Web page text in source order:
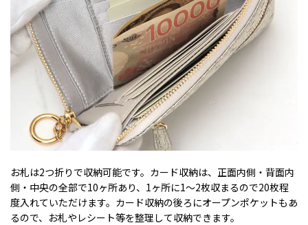
お札は2つ折りで収納可能です。カード収納は、正面内側・背面内
側・中央の全部で10ヶ所あり、1ヶ所に1～2枚収まるので20枚程
度入れていただけます。カード収納の後ろにオープンポケットもあ
るので、お札やレシート等を整理して収納できます。